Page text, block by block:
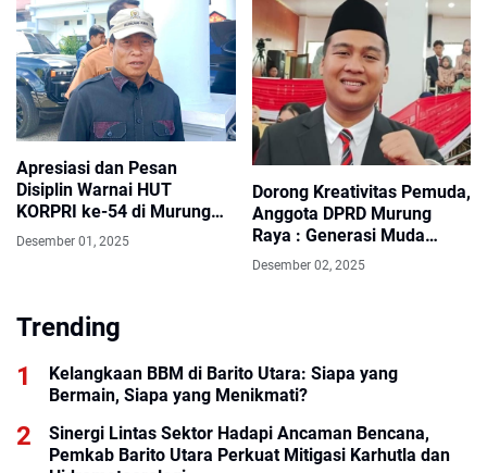
Apresiasi dan Pesan
Disiplin Warnai HUT
KORPRI ke-54 di Murung
Raya
Desember 01, 2025
Dorong Kreativitas Pemuda,
Anggota DPRD Murung
Raya : Generasi Muda
adalah Modal
Pembangunan Daerah
Desember 02, 2025
Trending
Kelangkaan BBM di Barito Utara: Siapa yang
Bermain, Siapa yang Menikmati?
Sinergi Lintas Sektor Hadapi Ancaman Bencana,
Pemkab Barito Utara Perkuat Mitigasi Karhutla dan